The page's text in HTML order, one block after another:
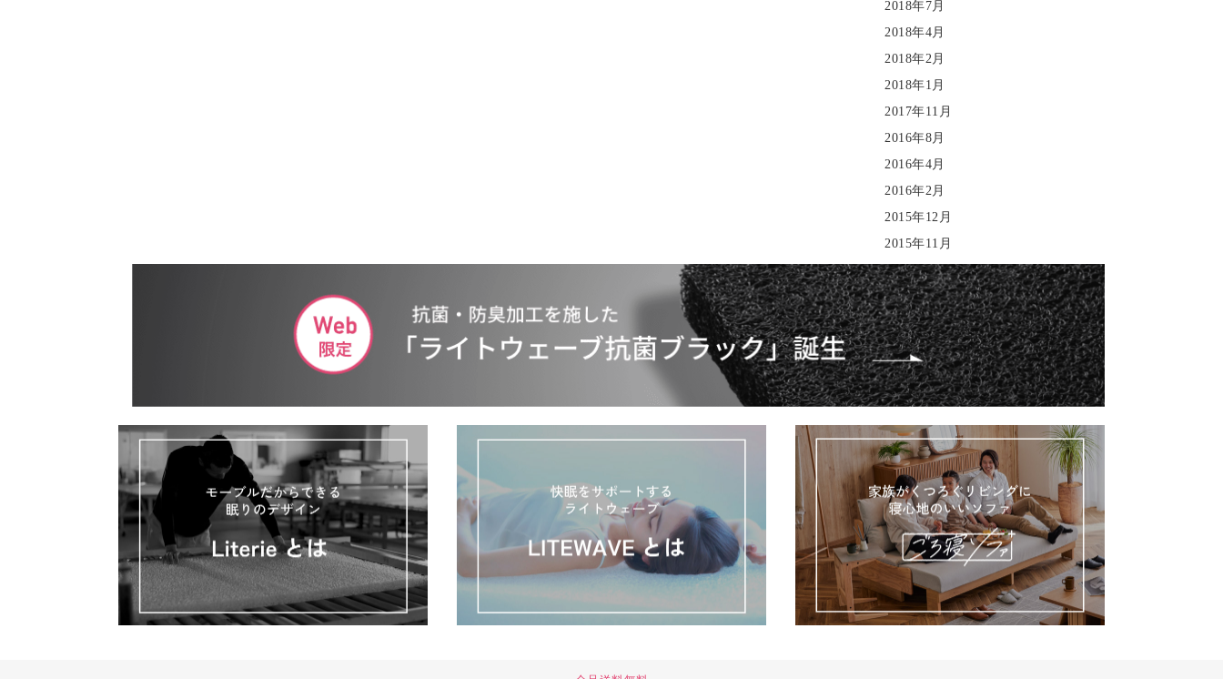
2018年7月
2018年4月
2018年2月
2018年1月
2017年11月
2016年8月
2016年4月
2016年2月
2015年12月
2015年11月